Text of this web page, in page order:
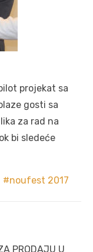
projekat sa
gosti sa
za rad na
bi sledeće
noufest 2017
PRODAJU U